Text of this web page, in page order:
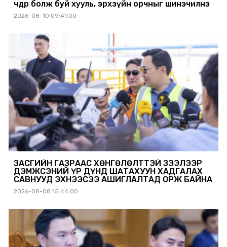
чөдөр болж буй хууль, эрхзүйн орчныг шинэчилнэ
2026-08-10 09:41:00
ЗАСГИЙН ГАЗРААС ХӨНГӨЛӨЛТТЭЙ ЗЭЭЛЭЭР
ДЭМЖСЭНИЙ ҮР ДҮНД ШАТАХУУН ХАДГАЛАХ
САВНУУД ЭХНЭЭСЭЭ АШИГЛАЛТАД ОРЖ БАЙНА
2026-08-08 15:44:00